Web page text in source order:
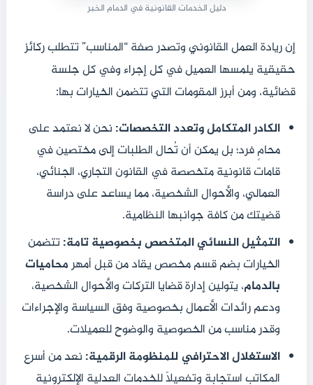
دليل الخدمات القانونية في الدمام الخبر
إن ريادة العمل القانوني وتصدر صفة “المناسب” تتطلب ركائز
حقيقية يلمسها العميل في كل إجراء وفي كل جلسة
قضائية، ومن أبرز المقومات التي تتضمن الخيارات بها:
الكادر المتكامل وتعدد التخصصات: نحن لا نعتمد على
محامٍ فرد؛ بل يمكن أن تُحال الطلبات إلى مختصين في
قامات قانونية متخصصة في القانون التجاري، الجنائي،
العمالي، والأحوال الشخصية، مما يساعد على دراسة
قضيتك من كافة جوانبها النظامية.
التمثيل النسائي المتخصص بخصوصية تامة:تتضمن
الخيارات بضم قسم مخصص يقاد من قبل أمهرمحاميات
بالدمام، يتولين إدارة قضايا التركات والأحوال الشخصية،
ودعم رائدات الأعمال بخصوصية وفق السياسة والإجراءات
وقدر مناسب من الخصوصية والوضوح للعميلات.
الاستغلال الاحترافي للمنظومة الرقمية: نعد من أسرع
المكاتب استجابة وتفعيلاً للخدمات العدلية الإلكترونية